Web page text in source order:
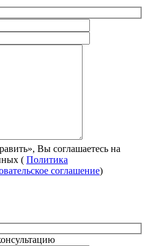
Вы соглашаетесь на
( Политика
соглашение)